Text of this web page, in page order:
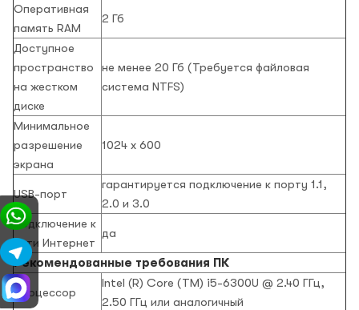
Оперативная
память RAM
2 Гб
Доступное
пространство
на жестком
диске
не менее 20 Гб (Требуется файловая
система NTFS)
Минимальное
разрешение
экрана
1024 x 600
USB-порт
гарантируется подключение к порту 1.1,
2.0 и 3.0
Подключение к
сети Интернет
да
Рекомендованные требования ПК
Процессор
Intel (R) Core (TM) i5-6300U @ 2.40 ГГц,
2.50 ГГц или аналогичный